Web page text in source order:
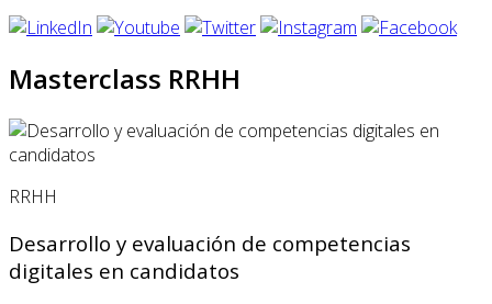
Masterclass RRHH
RRHH
Desarrollo y evaluación de competencias
digitales en candidatos